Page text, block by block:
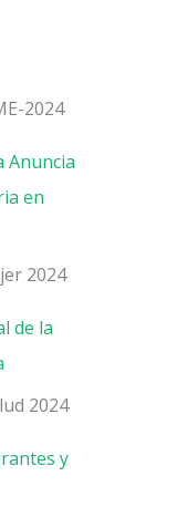
Anuncia
en
de la
y